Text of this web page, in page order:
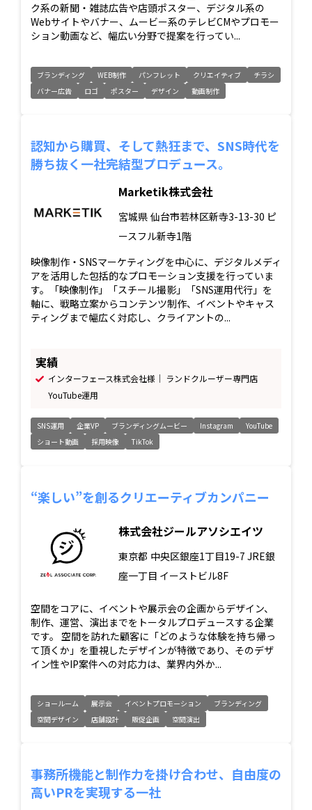
ク系の新聞・雑誌広告や店頭ポスター、デジタル系の
Webサイトやバナー、ムービー系のテレビCMやプロモー
ション動画など、幅広い分野で提案を行ってい...
ブランディング WEB制作 パンフレット クリエイティブ
チラシ
バナー広告
ロゴ ポスター デザイン 動画制作
認知から購買、そして熱狂まで、SNS時代を
勝ち抜く一社完結型プロデュース。
Marketik株式会社
宮城県 仙台市若林区新寺3-13-30 ピ
ースフル新寺1階
映像制作・SNSマーケティングを中心に、デジタルメディ
アを活用した包括的なプロモーション支援を行っていま
す。「映像制作」「スチール撮影」「SNS運用代行」を
軸に、戦略立案からコンテンツ制作、イベントやキャス
ティングまで幅広く対応し、クライアントの...
実績
インターフェース株式会社様｜ ランドクルーザー専門店
YouTube運用
SNS運用 企業VP ブランディングムービー Instagram
YouTube
ショート動画
採用映像 TikTok
“楽しい”を創るクリエーティブカンパニー
株式会社ジールアソシエイツ
東京都 中央区銀座1丁目19-7 JRE銀
座一丁目 イーストビル8F
空間をコアに、イベントや展示会の企画からデザイン、
制作、運営、演出までをトータルプロデュースする企業
です。 空間を訪れた顧客に「どのような体験を持ち帰っ
て頂くか」を重視したデザインが特徴であり、そのデザ
イン性やIP案件への対応力は、業界内外か...
ショールーム 展示会 イベントプロモーション
ブランディング
空間デザイン
店舗設計 販促企画 空間演出
事務所機能と制作力を掛け合わせ、自由度の
高いPRを実現する一社